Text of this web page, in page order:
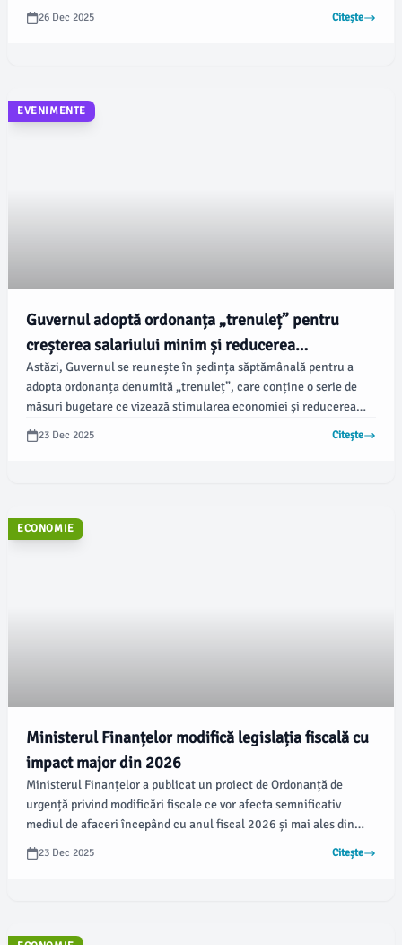
crescut de la 58,3% la 58,9%, conform comunicatului INS din 5
decembrie 2025, informează %source%.
26 Dec 2025 Citește
EVENIMENTE
Guvernul adoptă ordonanța „trenuleț” pentru
creșterea salariului minim și reducerea
impozitelor
Astăzi, Guvernul se reunește în ședința săptămânală pentru a
adopta ordonanța denumită „trenuleț”, care conține o serie de
măsuri bugetare ce vizează stimularea economiei și reducerea
cheltuielilor publice. Premierul Ilie Bolojan a detaliat principalele
modificări într-o emisiune TV, menționând reducerea subvențiilor
23 Dec 2025 Citește
ECONOMIE
Ministerul Finanțelor modifică legislația fiscală cu
impact major din 2026
Ministerul Finanțelor a publicat un proiect de Ordonanță de
urgență privind modificări fiscale ce vor afecta semnificativ
mediul de afaceri începând cu anul fiscal 2026 și mai ales din
2027. Proiectul tratează aspecte legate de impozitul minim pe
cifra de afaceri, regimul microîntreprinderilor, impozitul pe venit,
23 Dec 2025 Citește